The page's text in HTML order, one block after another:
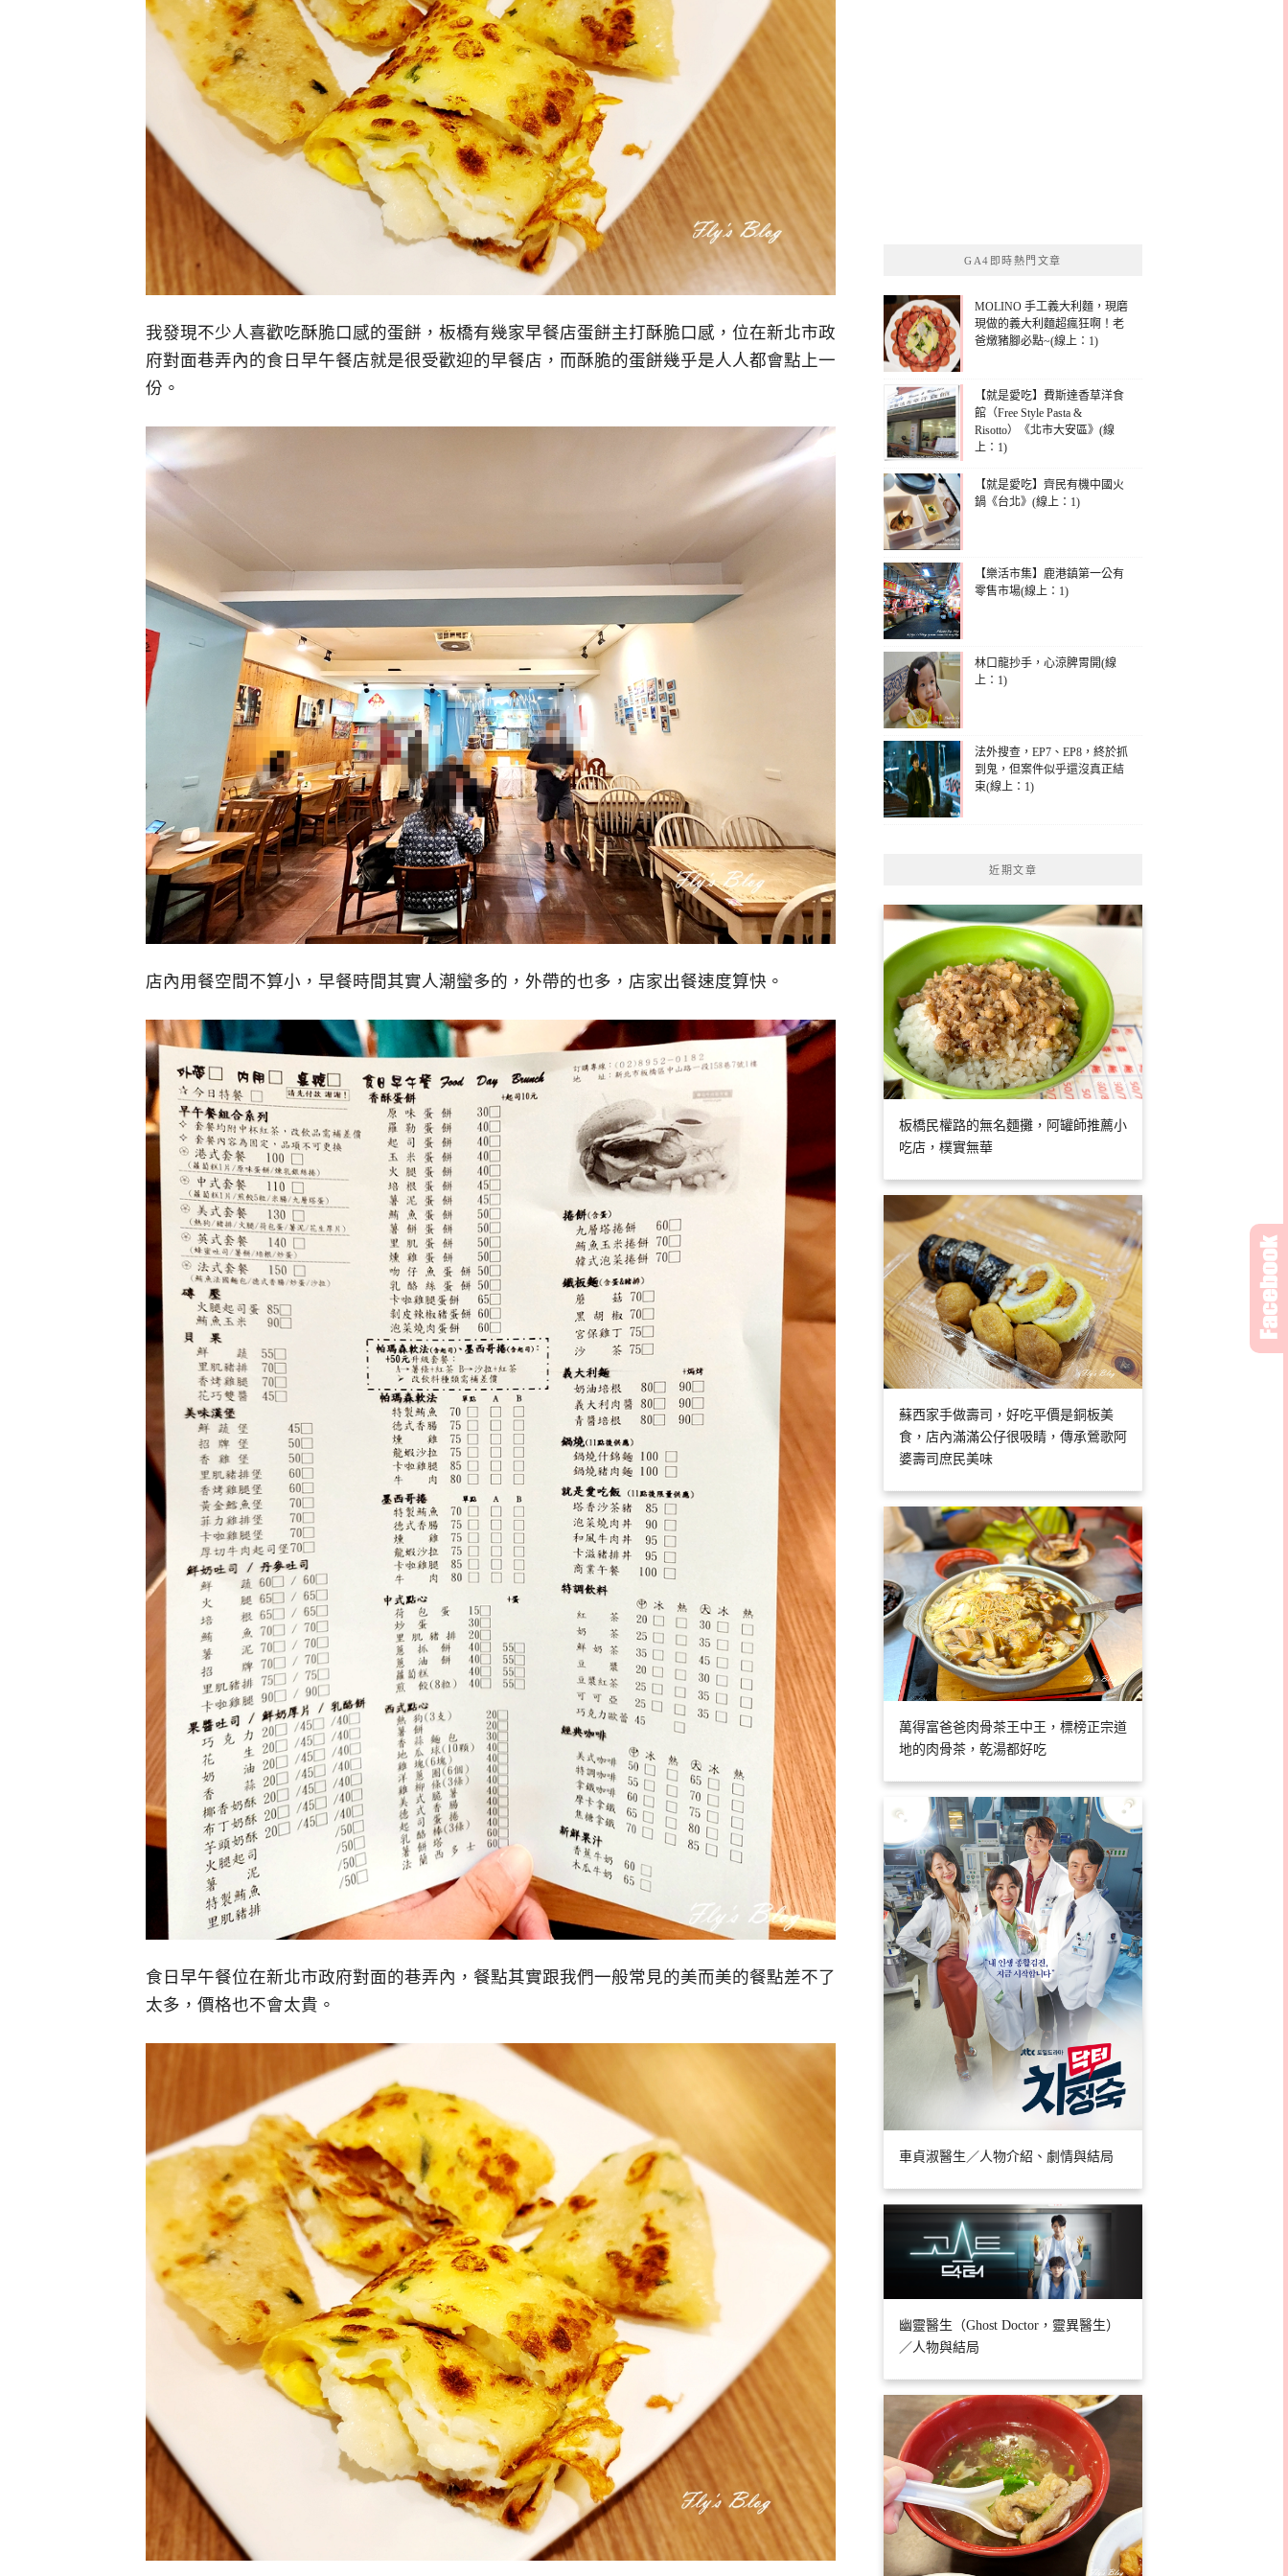
我發現不少人喜歡吃酥脆口感的蛋餅，板橋有幾家早餐店蛋餅主打酥脆口感，位在新北市政
府對面巷弄內的食日早午餐店就是很受歡迎的早餐店，而酥脆的蛋餅幾乎是人人都會點上一
份。
店內用餐空間不算小，早餐時間其實人潮蠻多的，外帶的也多，店家出餐速度算快。
食日早午餐位在新北市政府對面的巷弄內，餐點其實跟我們一般常見的美而美的餐點差不了
太多，價格也不會太貴。
GA4即時熱門文章
MOLINO 手工義大利麵，現磨
現做的義大利麵超瘋狂啊！老
爸燉豬腳必點~(線上：1)
【就是愛吃】費斯達香草洋食
館（Free Style Pasta &
Risotto）《北市大安區》(線
上：1)
【就是愛吃】齊民有機中國火
鍋《台北》(線上：1)
【樂活市集】鹿港鎮第一公有
零售市場(線上：1)
林口龍抄手，心涼脾胃開(線
上：1)
法外搜查，EP7、EP8，終於抓
到鬼，但案件似乎還沒真正結
束(線上：1)
近期文章
板橋民權路的無名麵攤，阿罐師推薦小
吃店，樸實無華
蘇西家手做壽司，好吃平價是銅板美
食，店內滿滿公仔很吸睛，傳承鶯歌阿
婆壽司庶民美味
萬得富爸爸肉骨茶王中王，標榜正宗道
地的肉骨茶，乾湯都好吃
車貞淑醫生／人物介紹、劇情與結局
幽靈醫生（Ghost Doctor，靈異醫生）
／人物與結局